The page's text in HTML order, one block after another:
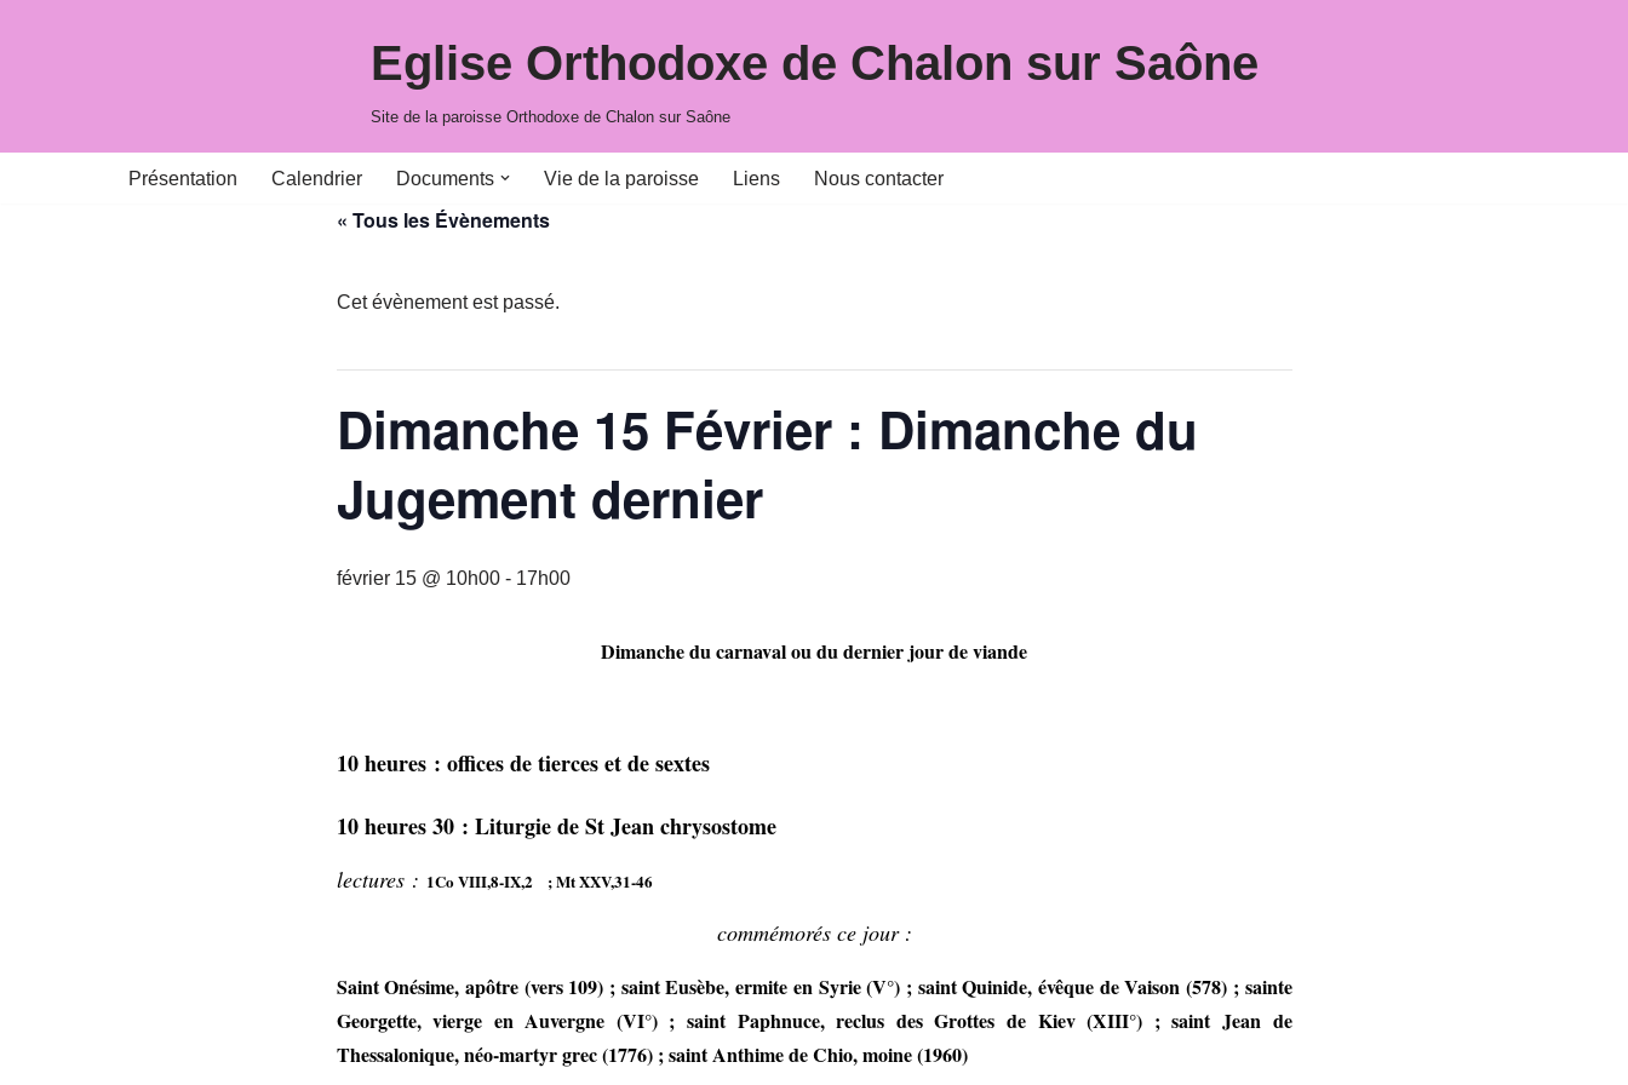
Eglise Orthodoxe de Chalon sur Saône
Site de la paroisse Orthodoxe de Chalon sur Saône
Présentation Calendrier Documents Vie de la paroisse Liens Nous contacter
« Tous les Évènements
Cet évènement est passé.
Dimanche 15 Février : Dimanche du
Jugement dernier
février 15 @ 10h00- 17h00
Dimanchedu carnaval ou du dernier jour de viande
10 heures : offices de tierces et de sextes
10 heures 30 : Liturgie de St Jean chrysostome
lectures : 1Co VIII,8-IX,2 ; Mt XXV,31-46
commémorés ce jour :
Saint Onésime, apôtre (vers 109) ; saint Eusèbe, ermite en Syrie (V°) ; saint Quinide, évêque de Vaison (578) ; sainte
Georgette, vierge en Auvergne (VI°) ; saint Paphnuce, reclus des Grottes de Kiev (XIII°) ; saint Jean de
Thessalonique, néo-martyr grec (1776) ; saint Anthime de Chio, moine (1960)